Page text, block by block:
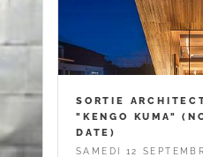
SORTIE
"KENGO KUMA"
DATE)
SAMEDI 12